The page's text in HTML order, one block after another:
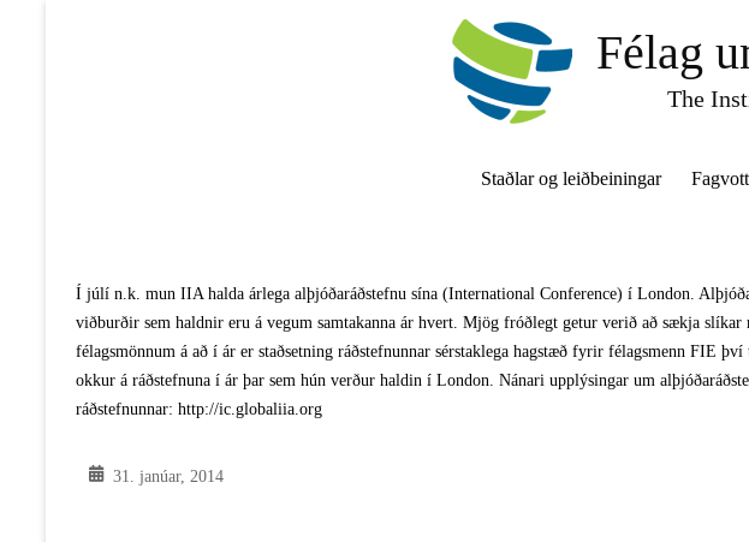
Félag
The
Staðlar og leiðbeiningar
Í júlí n.k. mun IIA halda árlega alþjóðaráðstefnu sína (International Conference) í London.
viðburðir sem haldnir eru á vegum samtakanna ár hvert. Mjög fróðlegt getur verið að sækja
félagsmönnum á að í ár er staðsetning ráðstefnunnar sérstaklega hagstæð fyrir félagsmenn FIE
okkur á ráðstefnuna í ár þar sem hún verður haldin í London. Nánari upplýsingar um
ráðstefnunnar: http://ic.globaliia.org
31. janúar, 2014